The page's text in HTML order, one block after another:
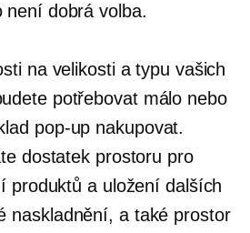
není dobrá volba.
na velikosti a typu vašich
potřebovat málo nebo
pop-up nakupovat.
dostatek prostoru pro
produktů a uložení dalších
naskladnění, a také prostor